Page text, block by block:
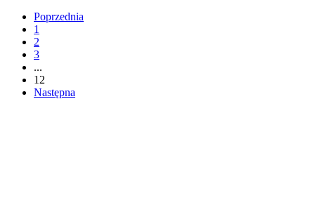
Poprzednia
1
2
3
...
12
Następna